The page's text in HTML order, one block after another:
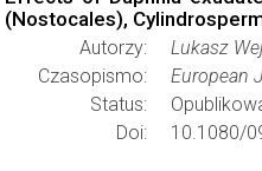
(Nostocales),
Autorzy:
Lukasz
Czasopismo:
European
Status:
Doi:
10.1080/